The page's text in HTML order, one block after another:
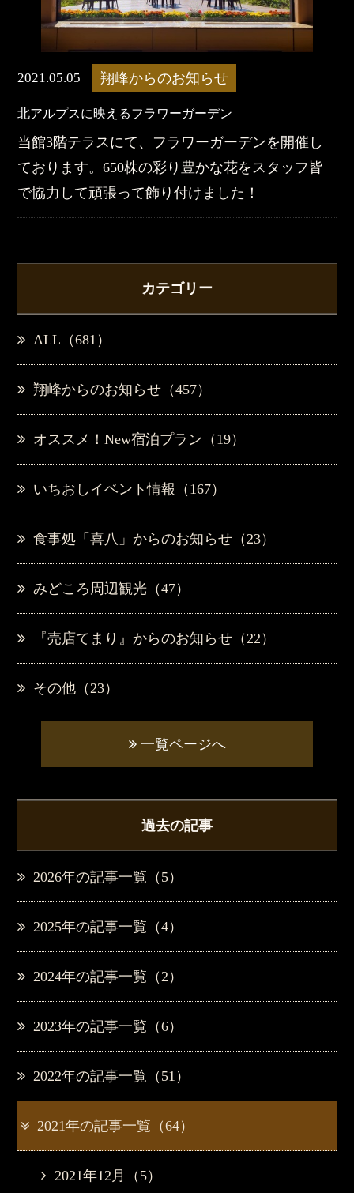
2021.05.05 翔峰からのお知らせ
北アルプスに映えるフラワーガーデン
当館3階テラスにて、フラワーガーデンを開催し
ております。650株の彩り豊かな花をスタッフ皆
で協力して頑張って飾り付けました！
カテゴリー
ALL（681）
翔峰からのお知らせ（457）
オススメ！New宿泊プラン（19）
いちおしイベント情報（167）
食事処「喜八」からのお知らせ（23）
みどころ周辺観光（47）
『売店てまり』からのお知らせ（22）
その他（23）
一覧ページへ
過去の記事
2026年の記事一覧（5）
2025年の記事一覧（4）
2024年の記事一覧（2）
2023年の記事一覧（6）
2022年の記事一覧（51）
2021年の記事一覧（64）
2021年12月（5）